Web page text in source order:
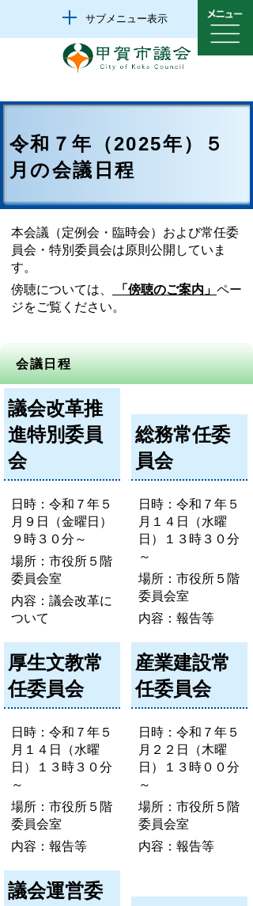
サブメニュー表示
令和７年（2025年）５
月の会議日程
本会議（定例会・臨時会）および常任委
員会・特別委員会は原則公開していま
す。
傍聴については、
「傍聴のご案内」 ペー
ジをご覧ください。
会議日程
議会改革推
進特別委員
会
日時：令和７年５
月９日（金曜日）
９時３０分～
場所：市役所５階
委員会室
内容：議会改革に
ついて
総務常任委
員会
日時：令和７年５
月１４日（水曜
日）１３時３０分
～
場所：市役所５階
委員会室
内容：報告等
厚生文教常
任委員会
日時：令和７年５
月１４日（水曜
日）１３時３０分
～
場所：市役所５階
委員会室
内容：報告等
産業建設常
任委員会
日時：令和７年５
月２２日（木曜
日）１３時００分
～
場所：市役所５階
委員会室
内容：報告等
議会運営委